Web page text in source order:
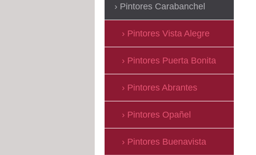
Pintores Carabanchel
Pintores Vista Alegre
Pintores Puerta Bonita
Pintores Abrantes
Pintores Opañel
Pintores Buenavista